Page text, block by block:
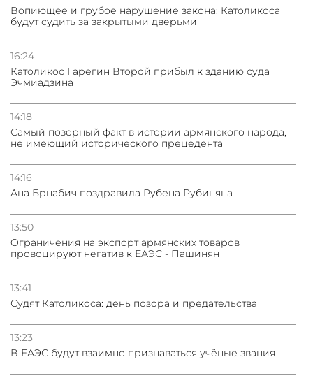
Вопиющее и грубое нарушение закона: Католикоса
будут судить за закрытыми дверьми
16:24
Католикос Гарегин Второй прибыл к зданию суда
Эчмиадзина
14:18
Самый позорный факт в истории армянского народа,
не имеющий исторического прецедента
14:16
Ана Брнабич поздравила Рубена Рубиняна
13:50
Oграничения на экспорт армянских товаров
провоцируют негатив к ЕАЭС - Пашинян
13:41
Судят Католикоса: день позора и предательства
13:23
В ЕАЭС будут взаимно признаваться учёные звания